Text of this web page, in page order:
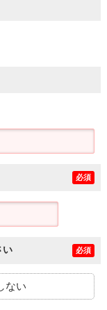
必須
い 必須
ない